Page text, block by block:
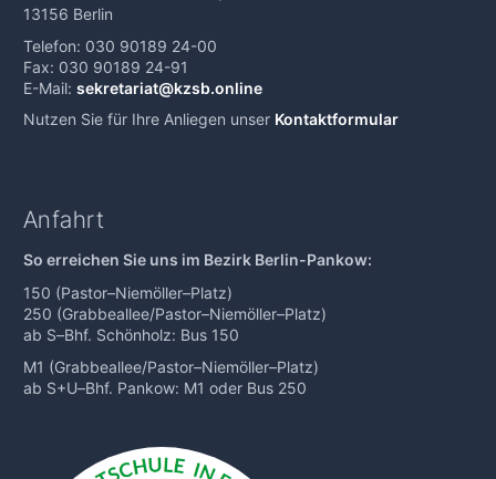
13156 Berlin
Telefon: 030 90189 24-00
Fax: 030 90189 24-91
E-Mail: sekretariat@kzsb.online
Nutzen Sie für Ihre Anliegen unser Kontaktformular
Anfahrt
So erreichen Sie uns im Bezirk Berlin-Pankow:
150 (Pastor–Niemöller–Platz)
250 (Grabbeallee/Pastor–Niemöller–Platz)
ab S–Bhf. Schönholz: Bus 150
M1 (Grabbeallee/Pastor–Niemöller–Platz)
ab S+U–Bhf. Pankow: M1 oder Bus 250